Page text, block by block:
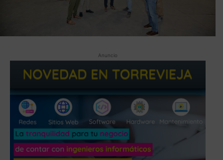
Anuncio